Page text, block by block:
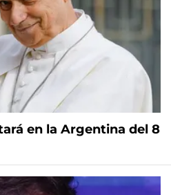
en la Argentina del 8